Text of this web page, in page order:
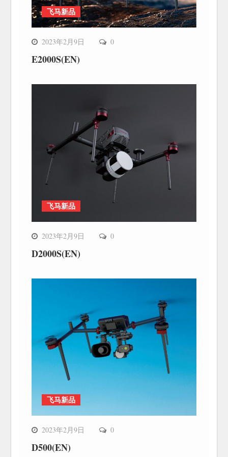
飞马新品
2023年2月9日 0
E2000S(EN)
飞马新品
2023年2月9日 0
D2000S(EN)
飞马新品
2023年2月9日 0
D500(EN)